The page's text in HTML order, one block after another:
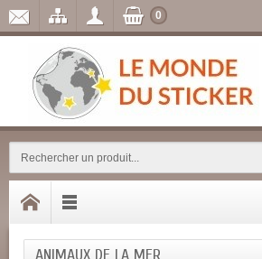
0
ANIMAUX DE LA MER